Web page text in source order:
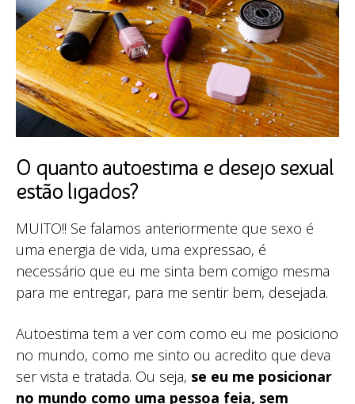
O quanto autoestima e desejo sexual
estão ligados?
MUITO!! Se falamos anteriormente que sexo é
uma energia de vida, uma expressao, é
necessário que eu me sinta bem comigo mesma
para me entregar, para me sentir bem, desejada.
Autoestima tem a ver com como eu me posiciono
no mundo, como me sinto ou acredito que deva
ser vista e tratada. Ou seja, se eu me posicionar
no mundo como uma pessoa feia, sem